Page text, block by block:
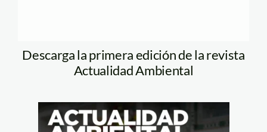
Descarga la primera edición de la revista
Actualidad Ambiental